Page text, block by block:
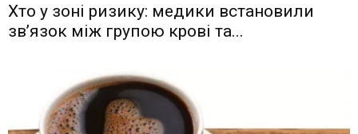
Хто у зоні ризику: медики встановили
зв’язок між групою крові та...